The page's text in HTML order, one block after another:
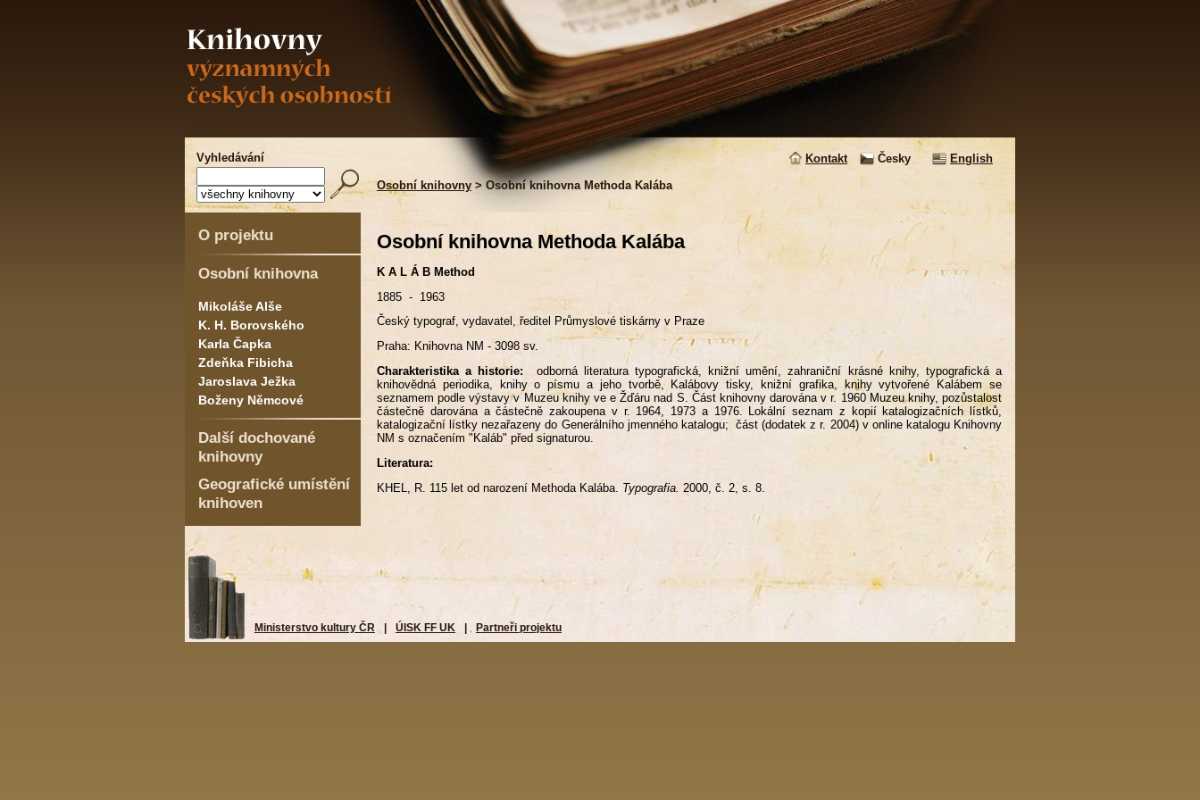
Vyhledávání Kontakt Česky
English
Osobní knihovny > Osobní knihovna Methoda Kalába
O projektu
Osobní knihovna
Mikoláše Alše
K. H. Borovského
Karla Čapka
Zdeňka Fibicha
Jaroslava Ježka
Boženy Němcové
Další dochované
knihovny
Geografické umístění
knihoven
Osobní knihovna Methoda Kalába
K A L Á B Method
1885 - 1963
Český typograf, vydavatel, ředitel Průmyslové tiskárny v Praze
Praha: Knihovna NM - 3098 sv.
Charakteristika a historie: odborná literatura typografická, knižní umění, zahraniční krásné knihy, typografická a
knihovědná periodika, knihy o písmu a jeho tvorbě, Kalábovy tisky, knižní grafika, knihy vytvořené Kalábem se
seznamem podle výstavy v Muzeu knihy ve e Žďáru nad S. Část knihovny darována v r. 1960 Muzeu knihy, pozůstalost
částečně darována a částečně zakoupena v r. 1964, 1973 a 1976. Lokální seznam z kopií katalogizačních lístků,
katalogizační lístky nezařazeny do Generálního jmenného katalogu; část (dodatek z r. 2004) v online katalogu Knihovny
NM s označením "Kaláb" před signaturou.
Literatura:
KHEL, R. 115 let od narození Methoda Kalába. Typografia. 2000, č. 2, s. 8.
Ministerstvo kultury ČR ÚISK FF UK Partneři projektu